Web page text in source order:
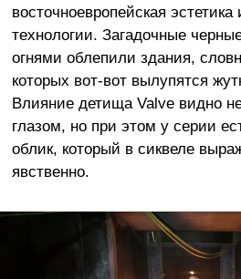
восточноевропейская
технологии. Загадочные
огнями облепили здания,
которых вот-вот вылупятся
Влияние детища Valve видно
глазом, но при этом у серии
облик, который в сиквеле
явственно.